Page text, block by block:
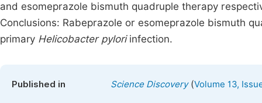
and esomeprazole bismuth quadruple therapy
Conclusions: Rabeprazole or esomeprazole bismuth
primary Helicobacter pyloriinfection.
Published in Science Discovery(Volume 13,